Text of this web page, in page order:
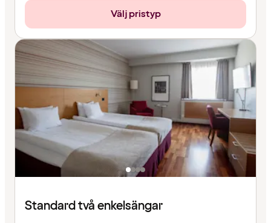
Välj pristyp
Standard två enkelsängar